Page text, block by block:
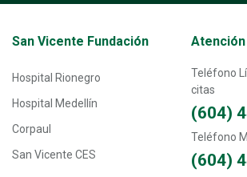
Transversal - Menú San Vicente fundación
San Vicente Fundación
Hospital Rionegro
Hospital Medellín
Corpaul
San Vicente CES
Teléfono
citas
(604)
Teléfono
(604)